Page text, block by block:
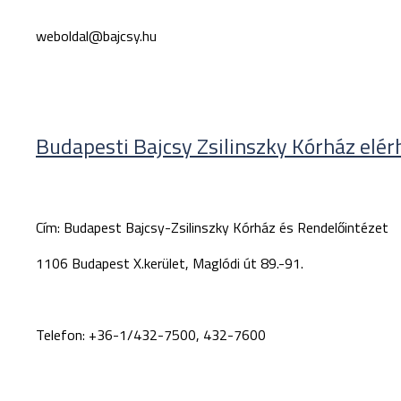
weboldal@bajcsy.hu
Budapesti Bajcsy Zsilinszky Kórház
Cím: Budapest Bajcsy-Zsilinszky Kórház és Rendelőintézet
1106 Budapest X.kerület, Maglódi út 89.-91.
Telefon: +36-1/432-7500, 432-7600